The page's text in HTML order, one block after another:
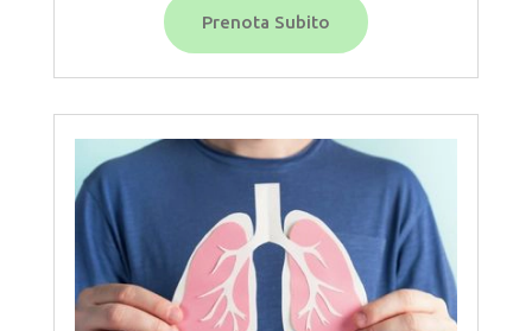
Prenota Subito